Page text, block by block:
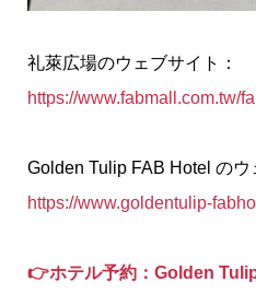
礼萊広場のウェブサイト：
https://www.fabmall.com.tw/
Golden Tulip FAB Hotel のウ
https://www.goldentulip-
👉ホテル予約：Golden